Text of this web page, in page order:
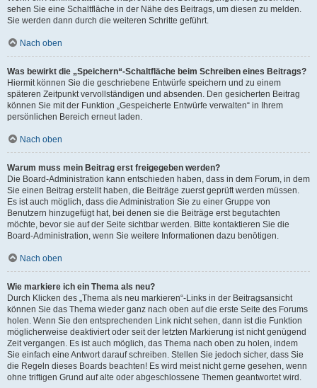
sehen Sie eine Schaltfläche in der Nähe des Beitrags, um diesen zu melden.
Sie werden dann durch die weiteren Schritte geführt.
Nach oben
Was bewirkt die „Speichern“-Schaltfläche beim Schreiben eines Beitrags?
Hiermit können Sie die geschriebene Entwürfe speichern und zu einem
späteren Zeitpunkt vervollständigen und absenden. Den gesicherten Beitrag
können Sie mit der Funktion „Gespeicherte Entwürfe verwalten“ in Ihrem
persönlichen Bereich erneut laden.
Nach oben
Warum muss mein Beitrag erst freigegeben werden?
Die Board-Administration kann entschieden haben, dass in dem Forum, in dem
Sie einen Beitrag erstellt haben, die Beiträge zuerst geprüft werden müssen.
Es ist auch möglich, dass die Administration Sie zu einer Gruppe von
Benutzern hinzugefügt hat, bei denen sie die Beiträge erst begutachten
möchte, bevor sie auf der Seite sichtbar werden. Bitte kontaktieren Sie die
Board-Administration, wenn Sie weitere Informationen dazu benötigen.
Nach oben
Wie markiere ich ein Thema als neu?
Durch Klicken des „Thema als neu markieren“-Links in der Beitragsansicht
können Sie das Thema wieder ganz nach oben auf die erste Seite des Forums
holen. Wenn Sie den entsprechenden Link nicht sehen, dann ist die Funktion
möglicherweise deaktiviert oder seit der letzten Markierung ist nicht genügend
Zeit vergangen. Es ist auch möglich, das Thema nach oben zu holen, indem
Sie einfach eine Antwort darauf schreiben. Stellen Sie jedoch sicher, dass Sie
die Regeln dieses Boards beachten! Es wird meist nicht gerne gesehen, wenn
ohne triftigen Grund auf alte oder abgeschlossene Themen geantwortet wird.